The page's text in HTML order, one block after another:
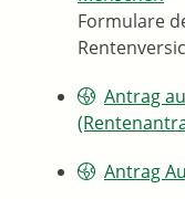
Formulare
Antrag
Antrag